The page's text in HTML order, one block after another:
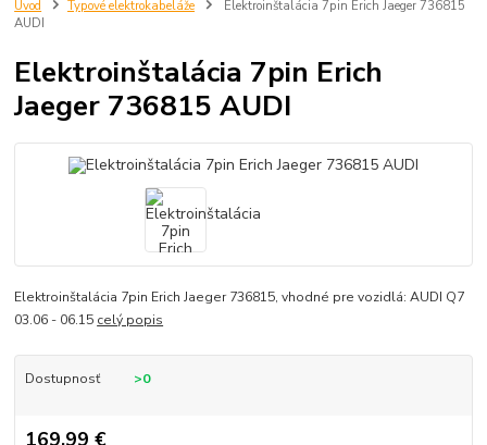
Úvod Typové elektrokabeláže
Elektroinštalácia 7pin Erich Jaeger 736815
AUDI
Elektroinštalácia 7pin Erich
Jaeger 736815 AUDI
Elektroinštalácia 7pin Erich Jaeger 736815, vhodné pre vozidlá: AUDI Q7
03.06 - 06.15 celý popis
Dostupnosť >0
169,99 €